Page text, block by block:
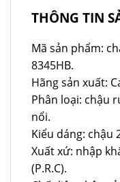
THÔNG TIN
Mã sản phẩm:
8345HB.
Hãng sản xuất:
Phân loại: chậu
nổi.
Kiểu dáng: chậu
Xuất xứ: nhập
(P.R.C).